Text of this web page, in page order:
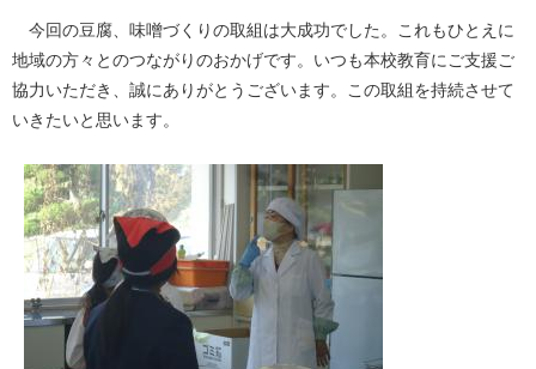
今回の豆腐、味噌づくりの取組は大成功でした。これもひとえに
地域の方々とのつながりのおかげです。いつも本校教育にご支援ご
協力いただき、誠にありがとうございます。この取組を持続させて
いきたいと思います。